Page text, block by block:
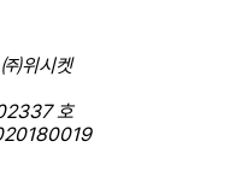
위시켓
호